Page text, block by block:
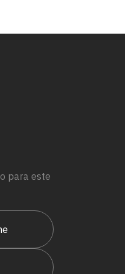
para este